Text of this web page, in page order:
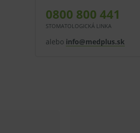
0800 800 441
STOMATOLOGICKÁ LINKA
alebo info@medplus.sk